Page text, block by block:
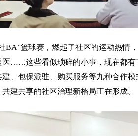
篮球赛，燃起了社区的运动热情，
医……这些看似琐碎的小事，现在都有
建、包保派驻、购买服务等九种合作
建共享的社区治理新格局正在形成。